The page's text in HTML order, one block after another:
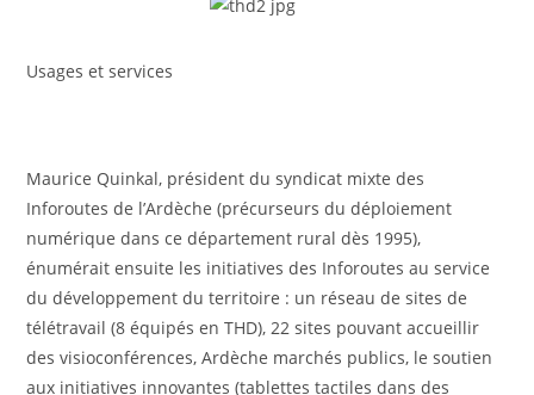
Usages et services
Maurice Quinkal, président du syndicat mixte des
Inforoutes de l’Ardèche (précurseurs du déploiement
numérique dans ce département rural dès 1995),
énumérait ensuite les initiatives des Inforoutes au service
du développement du territoire : un réseau de sites de
télétravail (8 équipés en THD), 22 sites pouvant accueillir
des visioconférences, Ardèche marchés publics, le soutien
aux initiatives innovantes (tablettes tactiles dans des